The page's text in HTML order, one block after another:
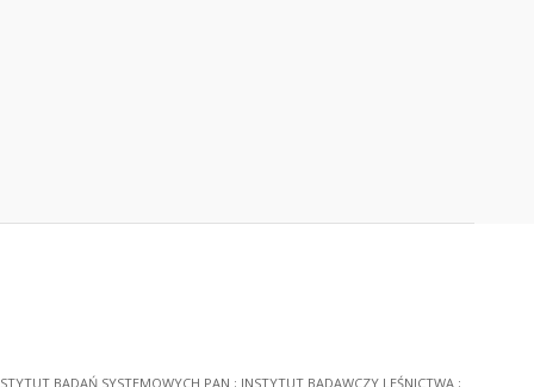
BADAŃ SYSTEMOWYCH PAN ; INSTYTUT BADAWCZY LEŚNICTWA ;